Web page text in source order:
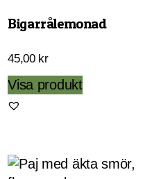
Bigarrålemonad
45,00 kr
Visa produkt